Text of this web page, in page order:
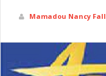
Mamadou Nancy Fall